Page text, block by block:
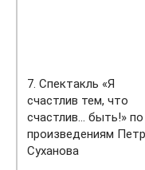
7. Спектакль «Я
счастлив тем, что
счастлив… быть!» по
произведениям
Суханова